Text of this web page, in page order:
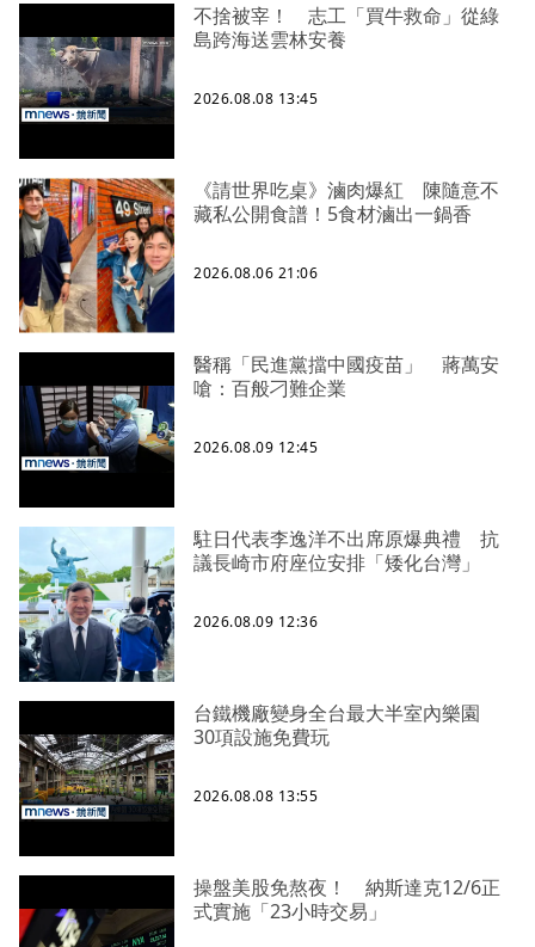
不捨被宰！ 志工「買牛救命」從綠
島跨海送雲林安養
2026.08.08 13:45
《請世界吃桌》滷肉爆紅 陳隨意不
藏私公開食譜！5食材滷出一鍋香
2026.08.06 21:06
醫稱「民進黨擋中國疫苗」 蔣萬安
嗆：百般刁難企業
2026.08.09 12:45
駐日代表李逸洋不出席原爆典禮 抗
議長崎市府座位安排「矮化台灣」
2026.08.09 12:36
台鐵機廠變身全台最大半室內樂園
30項設施免費玩
2026.08.08 13:55
操盤美股免熬夜！ 納斯達克12/6正
式實施「23小時交易」